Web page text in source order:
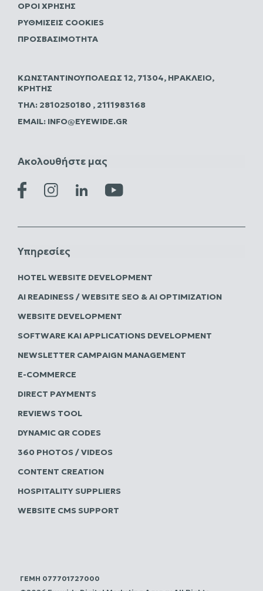
ΌΡΟΙ ΧΡΉΣΗΣ
ΡΥΘΜΊΣΕΙΣ COOKIES
ΠΡΟΣΒΑΣΙΜΌΤΗΤΑ
ΚΩΝΣΤΑΝΤΙΝΟΥΠΌΛΕΩΣ 12, 71304, ΗΡΆΚΛΕΙΟ,
ΚΡΉΤΗΣ
ΤΗΛ: 2810250180 , 2111983168
EMAIL: INFO@EYEWIDE.GR
Ακολουθήστε μας
Υπηρεσίες
HOTEL WEBSITE DEVELOPMENT
AI READINESS / WEBSITE SEO & AI OPTIMIZATION
WEBSITE DEVELOPMENT
SOFTWARE ΚΑΙ APPLICATIONS DEVELOPMENT
NEWSLETTER CAMPAIGN MANAGEMENT
E-COMMERCE
DIRECT PAYMENTS
REVIEWS TOOL
DYNAMIC QR CODES
360 PHOTOS / VIDEOS
CONTENT CREATION
HOSPITALITY SUPPLIERS
WEBSITE CMS SUPPORT
ΓΕΜΗ 077701727000